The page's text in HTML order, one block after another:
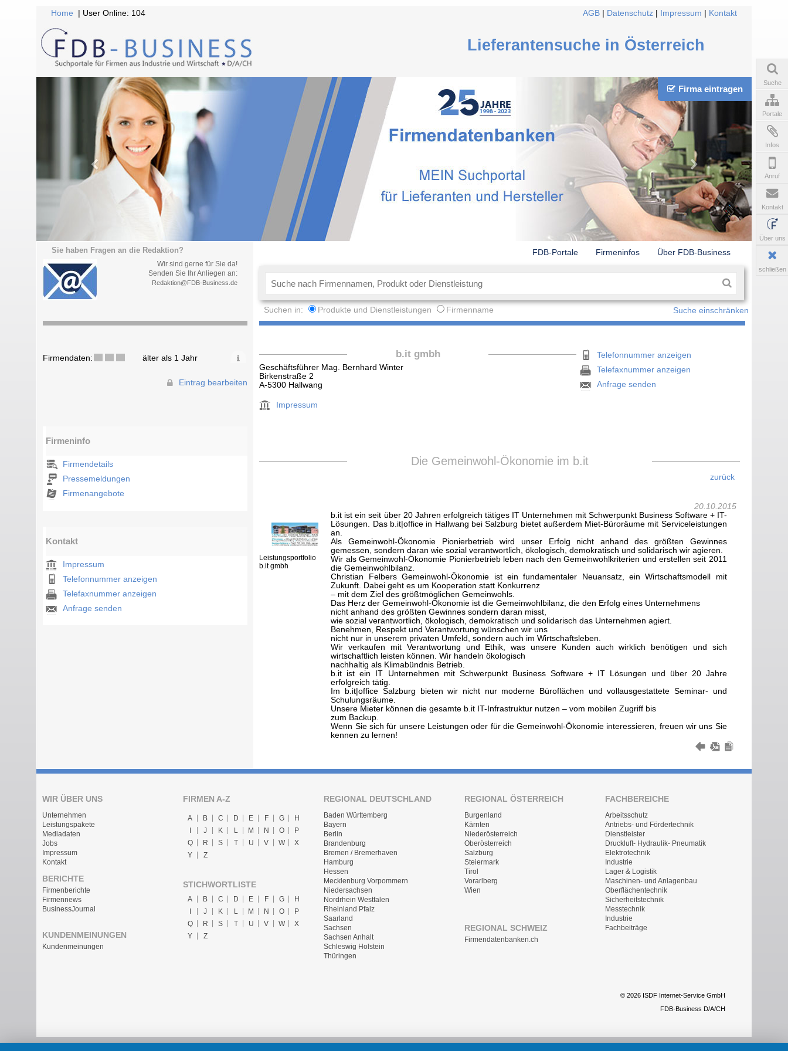
Home | User Online: 104 AGB Datenschutz Impressum Kontakt
Lieferantensuche in Österreich
Firma eintragen
Sie haben Fragen an die Redaktion?
Wir sind gerne für Sie da!
Senden Sie Ihr Anliegen an:
Redaktion@FDB-Business.de
FDB-Portale Firmeninfos Über FDB-Business
Suchen in: Produkte und Dienstleistungen Firmenname Suche einschränken
Firmendaten: älter als 1 Jahr
Eintrag bearbeiten
Firmeninfo
Firmendetails
Pressemeldungen
Firmenangebote
Kontakt
Impressum
Telefonnummer anzeigen
Telefaxnummer anzeigen
Anfrage senden
b.it gmbh
Geschäftsführer Mag. Bernhard Winter
Birkenstraße 2
A-5300 Hallwang
Impressum
Telefonnummer anzeigen
Telefaxnummer anzeigen
Anfrage senden
Die Gemeinwohl-Ökonomie im b.it
zurück
20.10.2015
Leistungsportfolio
b.it gmbh
b.it ist ein seit über 20 Jahren erfolgreich tätiges IT Unternehmen mit Schwerpunkt Business Software + IT-
Lösungen. Das b.it|office in Hallwang bei Salzburg bietet außerdem Miet-Büroräume mit Serviceleistungen
an.
Als Gemeinwohl-Ökonomie Pionierbetrieb wird unser Erfolg nicht anhand des größten Gewinnes
gemessen, sondern daran wie sozial verantwortlich, ökologisch, demokratisch und solidarisch wir agieren.
Wir als Gemeinwohl-Ökonomie Pionierbetrieb leben nach den Gemeinwohlkriterien und erstellen seit 2011
die Gemeinwohlbilanz.
Christian Felbers Gemeinwohl-Ökonomie ist ein fundamentaler Neuansatz, ein Wirtschaftsmodell mit
Zukunft. Dabei geht es um Kooperation statt Konkurrenz
– mit dem Ziel des größtmöglichen Gemeinwohls.
Das Herz der Gemeinwohl-Ökonomie ist die Gemeinwohlbilanz, die den Erfolg eines Unternehmens
nicht anhand des größten Gewinnes sondern daran misst,
wie sozial verantwortlich, ökologisch, demokratisch und solidarisch das Unternehmen agiert.
Benehmen, Respekt und Verantwortung wünschen wir uns
nicht nur in unserem privaten Umfeld, sondern auch im Wirtschaftsleben.
Wir verkaufen mit Verantwortung und Ethik, was unsere Kunden auch wirklich benötigen und sich
wirtschaftlich leisten können. Wir handeln ökologisch
nachhaltig als Klimabündnis Betrieb.
b.it ist ein IT Unternehmen mit Schwerpunkt Business Software + IT Lösungen und über 20 Jahre
erfolgreich tätig.
Im b.it|office Salzburg bieten wir nicht nur moderne Büroflächen und vollausgestattete Seminar- und
Schulungsräume.
Unsere Mieter können die gesamte b.it IT-Infrastruktur nutzen – vom mobilen Zugriff bis
zum Backup.
Wenn Sie sich für unsere Leistungen oder für die Gemeinwohl-Ökonomie interessieren, freuen wir uns Sie
kennen zu lernen!
WIR ÜBER UNS
Unternehmen
Leistungspakete
Mediadaten
Jobs
Impressum
Kontakt
BERICHTE
Firmenberichte
Firmennews
BusinessJournal
KUNDENMEINUNGEN
Kundenmeinungen
FIRMEN A-Z
A B C D E F G
H
J K L M N O
P
Q
R S T U V W
X
Y
Z
STICHWORTLISTE
A B C D E F G
H
J K L M N O
P
Q
R S T U V W
X
Y
Z
REGIONAL DEUTSCHLAND
Baden Württemberg
Bayern
Berlin
Brandenburg
Bremen / Bremerhaven
Hamburg
Hessen
Mecklenburg Vorpommern
Niedersachsen
Nordrhein Westfalen
Rheinland Pfalz
Saarland
Sachsen
Sachsen Anhalt
Schleswig Holstein
Thüringen
REGIONAL ÖSTERREICH
Burgenland
Kärnten
Niederösterreich
Oberösterreich
Salzburg
Steiermark
Tirol
Vorarlberg
Wien
REGIONAL SCHWEIZ
Firmendatenbanken.ch
FACHBEREICHE
Arbeitsschutz
Antriebs- und Fördertechnik
Dienstleister
Druckluft- Hydraulik- Pneumatik
Elektrotechnik
Industrie
Lager & Logistik
Maschinen- und Anlagenbau
Oberflächentechnik
Sicherheitstechnik
Messtechnik
Industrie
Fachbeiträge
© 2026 ISDF Internet-Service GmbH
FDB-Business D/A/CH
Suche
Portale
Infos
Anruf
Kontakt
Über uns
schließen